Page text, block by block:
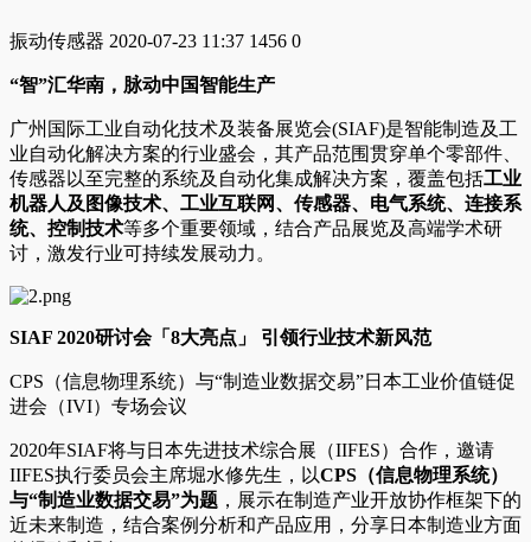
振动传感器 2020-07-23 11:37 1456 0
“智”汇华南，脉动中国智能生产
广州国际工业自动化技术及装备展览会(SIAF)是智能制造及工
业自动化解决方案的行业盛会，其产品范围贯穿单个零部件、
传感器以至完整的系统及自动化集成解决方案，覆盖包括工业
机器人及图像技术、工业互联网、传感器、电气系统、连接系
统、控制技术等多个重要领域，结合产品展览及高端学术研
讨，激发行业可持续发展动力。
SIAF 2020研讨会「8大亮点」 引领行业技术新风范
CPS（信息物理系统）与“制造业数据交易”日本工业价值链促
进会（IVI）专场会议
2020年SIAF将与日本先进技术综合展（IIFES）合作，邀请
IIFES执行委员会主席堀水修先生，以CPS（信息物理系统）
与“制造业数据交易”为题 ，展示在制造产业开放协作框架下的
近未来制造，结合案例分析和产品应用，分享日本制造业方面